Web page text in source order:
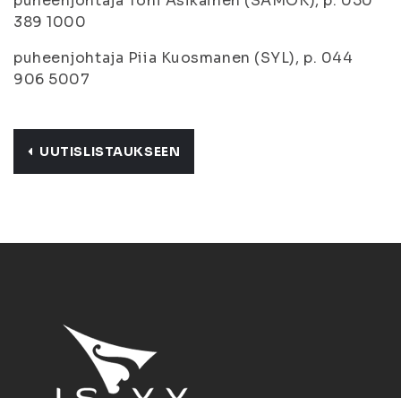
389 1000
puheenjohtaja Piia Kuosmanen (SYL), p. 044
906 5007
UUTISLISTAUKSEEN